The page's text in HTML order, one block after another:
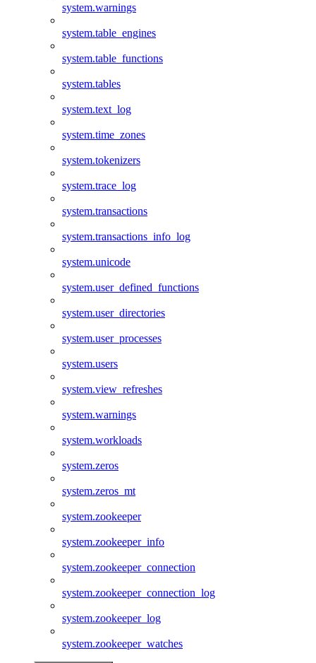
system.warnings
system.table_engines
system.table_functions
system.tables
system.text_log
system.time_zones
system.tokenizers
system.trace_log
system.transactions
system.transactions_info_log
system.unicode
system.user_defined_functions
system.user_directories
system.user_processes
system.users
system.view_refreshes
system.warnings
system.workloads
system.zeros
system.zeros_mt
system.zookeeper
system.zookeeper_info
system.zookeeper_connection
system.zookeeper_connection_log
system.zookeeper_log
system.zookeeper_watches